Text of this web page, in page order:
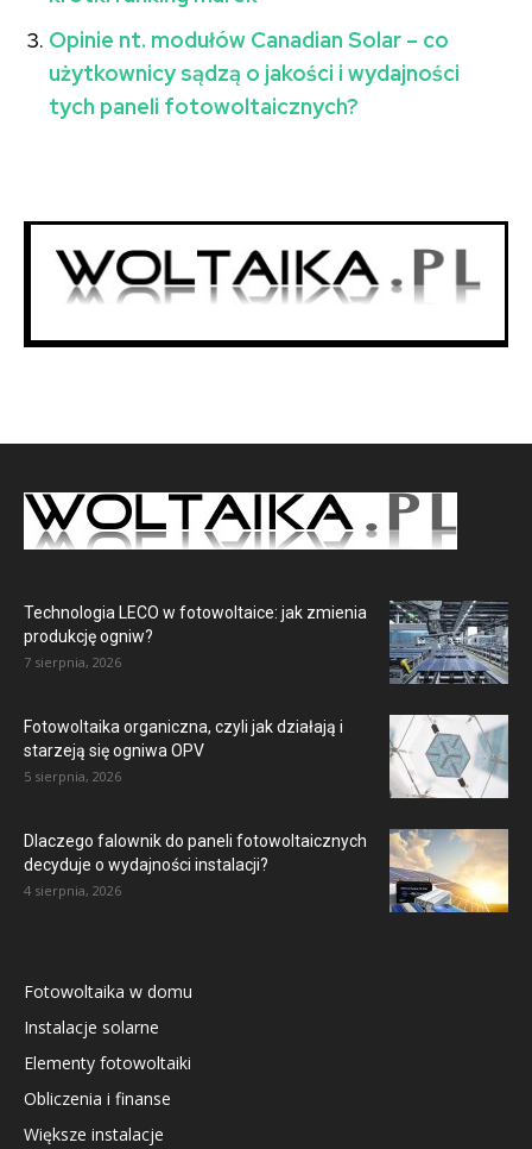
Opinie nt. modułów Canadian Solar – co
użytkownicy sądzą o jakości i wydajności
tych paneli fotowoltaicznych?
Technologia LECO w fotowoltaice: jak zmienia
produkcję ogniw?
7 sierpnia, 2026
Fotowoltaika organiczna, czyli jak działają i
starzeją się ogniwa OPV
5 sierpnia, 2026
Dlaczego falownik do paneli fotowoltaicznych
decyduje o wydajności instalacji?
4 sierpnia, 2026
Fotowoltaika w domu
Instalacje solarne
Elementy fotowoltaiki
Obliczenia i finanse
Większe instalacje